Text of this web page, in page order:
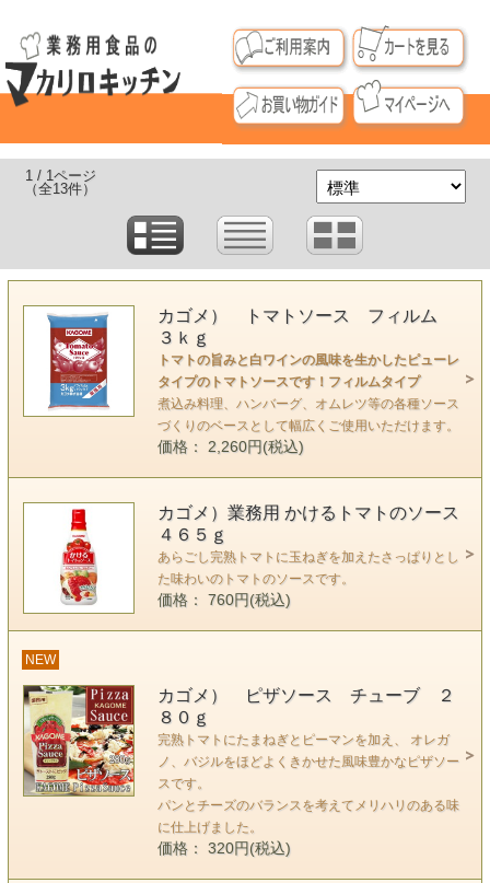
1 / 1ページ
（全13件）
カゴメ） トマトソース フィルム
３ｋｇ
トマトの旨みと白ワインの風味を生かしたピューレ
タイプのトマトソースです！フィルムタイプ
煮込み料理、ハンバーグ、オムレツ等の各種ソース
づくりのベースとして幅広くご使用いただけます。
価格： 2,260円(税込)
カゴメ）業務用 かけるトマトのソース
４６５ｇ
あらごし完熟トマトに玉ねぎを加えたさっぱりとし
た味わいのトマトのソースです。
価格： 760円(税込)
NEW
カゴメ） ピザソース チューブ ２
８０ｇ
完熟トマトにたまねぎとピーマンを加え、 オレガ
ノ、バジルをほどよくきかせた風味豊かなピザソー
スです。
パンとチーズのバランスを考えてメリハリのある味
に仕上げました。
価格： 320円(税込)